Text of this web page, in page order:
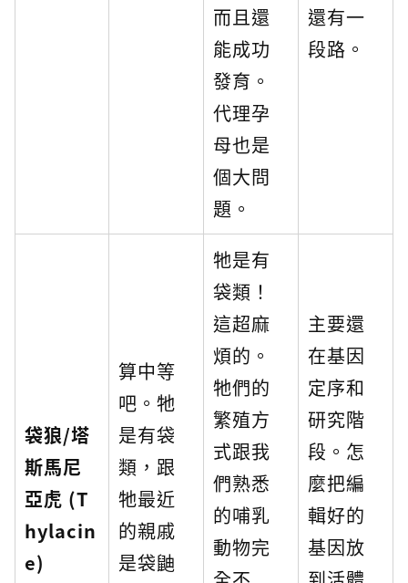
而且還
能成功
發育。
代理孕
母也是
個大問
題。
還有一
段路。
袋狼/塔
斯馬尼
亞虎 (T
hylacin
e)
算中等
吧。牠
是有袋
類，跟
牠最近
的親戚
是袋鼬
牠是有
袋類！
這超麻
煩的。
牠們的
繁殖方
式跟我
們熟悉
的哺乳
動物完
主要還
在基因
定序和
研究階
段。怎
麼把編
輯好的
基因放